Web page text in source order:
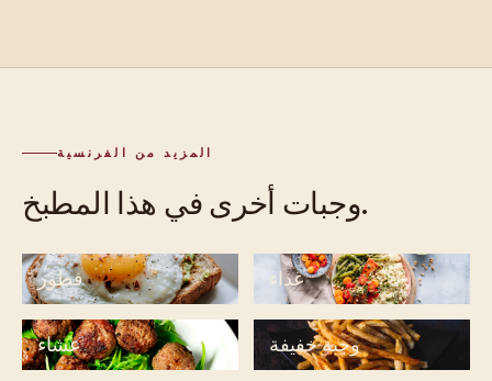
المزيد من الفرنسية
وجبات أخرى في هذا المطبخ.
فطور غداء
عشاء وجبة خفيفة